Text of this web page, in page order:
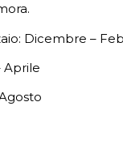
Dicembre –
Aprile